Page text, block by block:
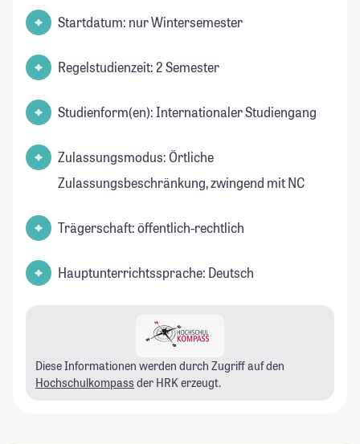
Startdatum: nur Wintersemester
Regelstudienzeit: 2 Semester
Studienform(en): Internationaler Studiengang
Zulassungsmodus: Örtliche
Zulassungsbeschränkung, zwingend mit NC
Trägerschaft: öffentlich-rechtlich
Hauptunterrichtssprache: Deutsch
Diese Informationen werden durch Zugriff auf den
Hochschulkompass der HRK erzeugt.